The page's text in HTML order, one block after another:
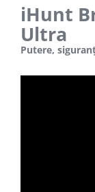
iHunt
Ultra
Putere,